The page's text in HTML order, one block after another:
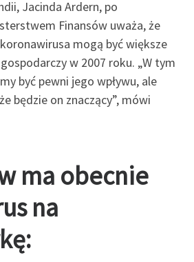
Jacinda Ardern, po
Finansów uważa, że
mogą być większe
w 2007 roku. „W tym
być pewni jego wpływu, ale
będzie on znaczący”, mówi
ma obecnie
na